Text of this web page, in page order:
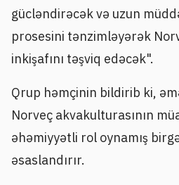
gücləndirəcək və uzun
prosesini tənzimləyərək
inkişafını təşviq edəcək".
Qrup həmçinin bildirib ki,
Norveç akvakulturasının
əhəmiyyətli rol oynamış
əsaslandırır.